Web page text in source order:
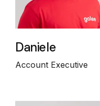
Daniele
Account Executive